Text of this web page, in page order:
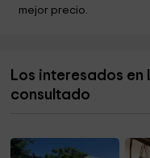
Ayuntamiento De
Ayuntamiento de Gata
mejor precio.
Los interesados
consultado